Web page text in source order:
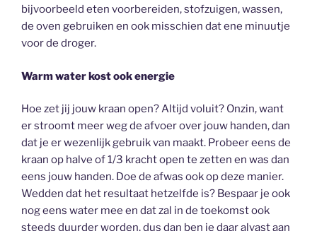
bijvoorbeeld eten voorbereiden, stofzuigen, wassen,
de oven gebruiken en ook misschien dat ene minuutje
voor de droger.
Warm water kost ook energie
Hoe zet jij jouw kraan open? Altijd voluit? Onzin, want
er stroomt meer weg de afvoer over jouw handen, dan
dat je er wezenlijk gebruik van maakt. Probeer eens de
kraan op halve of 1/3 kracht open te zetten en was dan
eens jouw handen. Doe de afwas ook op deze manier.
Wedden dat het resultaat hetzelfde is? Bespaar je ook
nog eens water mee en dat zal in de toekomst ook
steeds duurder worden, dus dan ben je daar alvast aan